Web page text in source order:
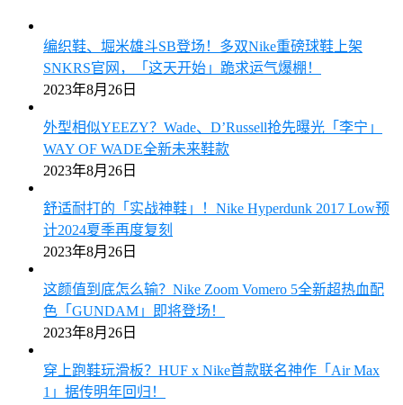
编织鞋、堀米雄斗SB登场！多双Nike重磅球鞋上架
SNKRS官网，「这天开始」跪求运气爆棚！
2023年8月26日
外型相似YEEZY？Wade、D’Russell抢先曝光「李宁」
WAY OF WADE全新未来鞋款
2023年8月26日
舒适耐打的「实战神鞋」！Nike Hyperdunk 2017 Low预
计2024夏季再度复刻
2023年8月26日
这颜值到底怎么输？Nike Zoom Vomero 5全新超热血配
色「GUNDAM」即将登场！
2023年8月26日
穿上跑鞋玩滑板？HUF x Nike首款联名神作「Air Max
1」据传明年回归！